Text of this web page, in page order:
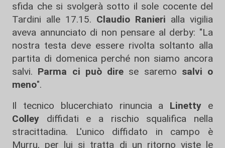
sfida che si svolgerà sotto il sole cocente del
Tardini alle 17.15. Claudio Ranieri alla vigilia
aveva annunciato di non pensare al derby: "La
nostra testa deve essere rivolta soltanto alla
partita di domenica perché non siamo ancora
salvi. Parma ci può dire se saremo salvi o
meno".
Il tecnico blucerchiato rinuncia a Linetty e
Colley diffidati e a rischio squalifica nella
stracittadina. L'unico diffidato in campo è
Murru, per lui si tratta di un ritorno viste le